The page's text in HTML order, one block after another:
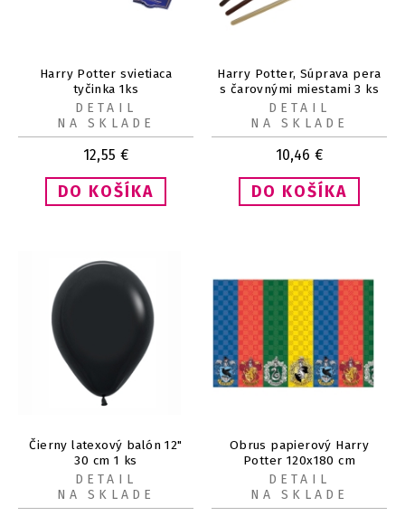
Harry Potter svietiaca
tyčinka 1ks
12,55 €
DETAIL
NA SKLADE
Harry Potter, Súprava pera
s čarovnými miestami 3 ks
10,46 €
DETAIL
NA SKLADE
Čierny latexový balón 12"
30 cm 1 ks
DETAIL
NA SKLADE
Obrus papierový Harry
Potter 120x180 cm
DETAIL
NA SKLADE